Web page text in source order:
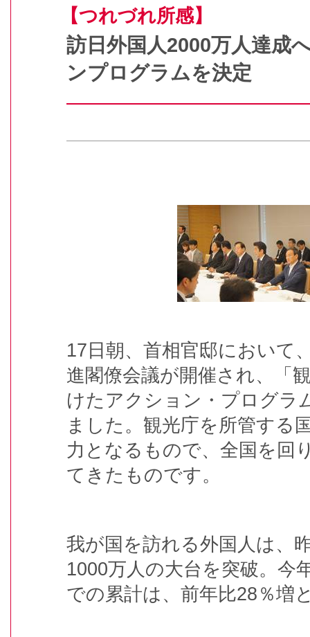
【つれづれ所感】
訪日外国人2000万人達成
ンプログラムを決定
17日朝、首相官邸において
進閣僚会議が開催され、「
けたアクション・プログラ
ました。観光庁を所管する
力となるもので、全国を回
てきたものです。
我が国を訪れる外国人は、
1000万人の大台を突破。今
での累計は、前年比28％増